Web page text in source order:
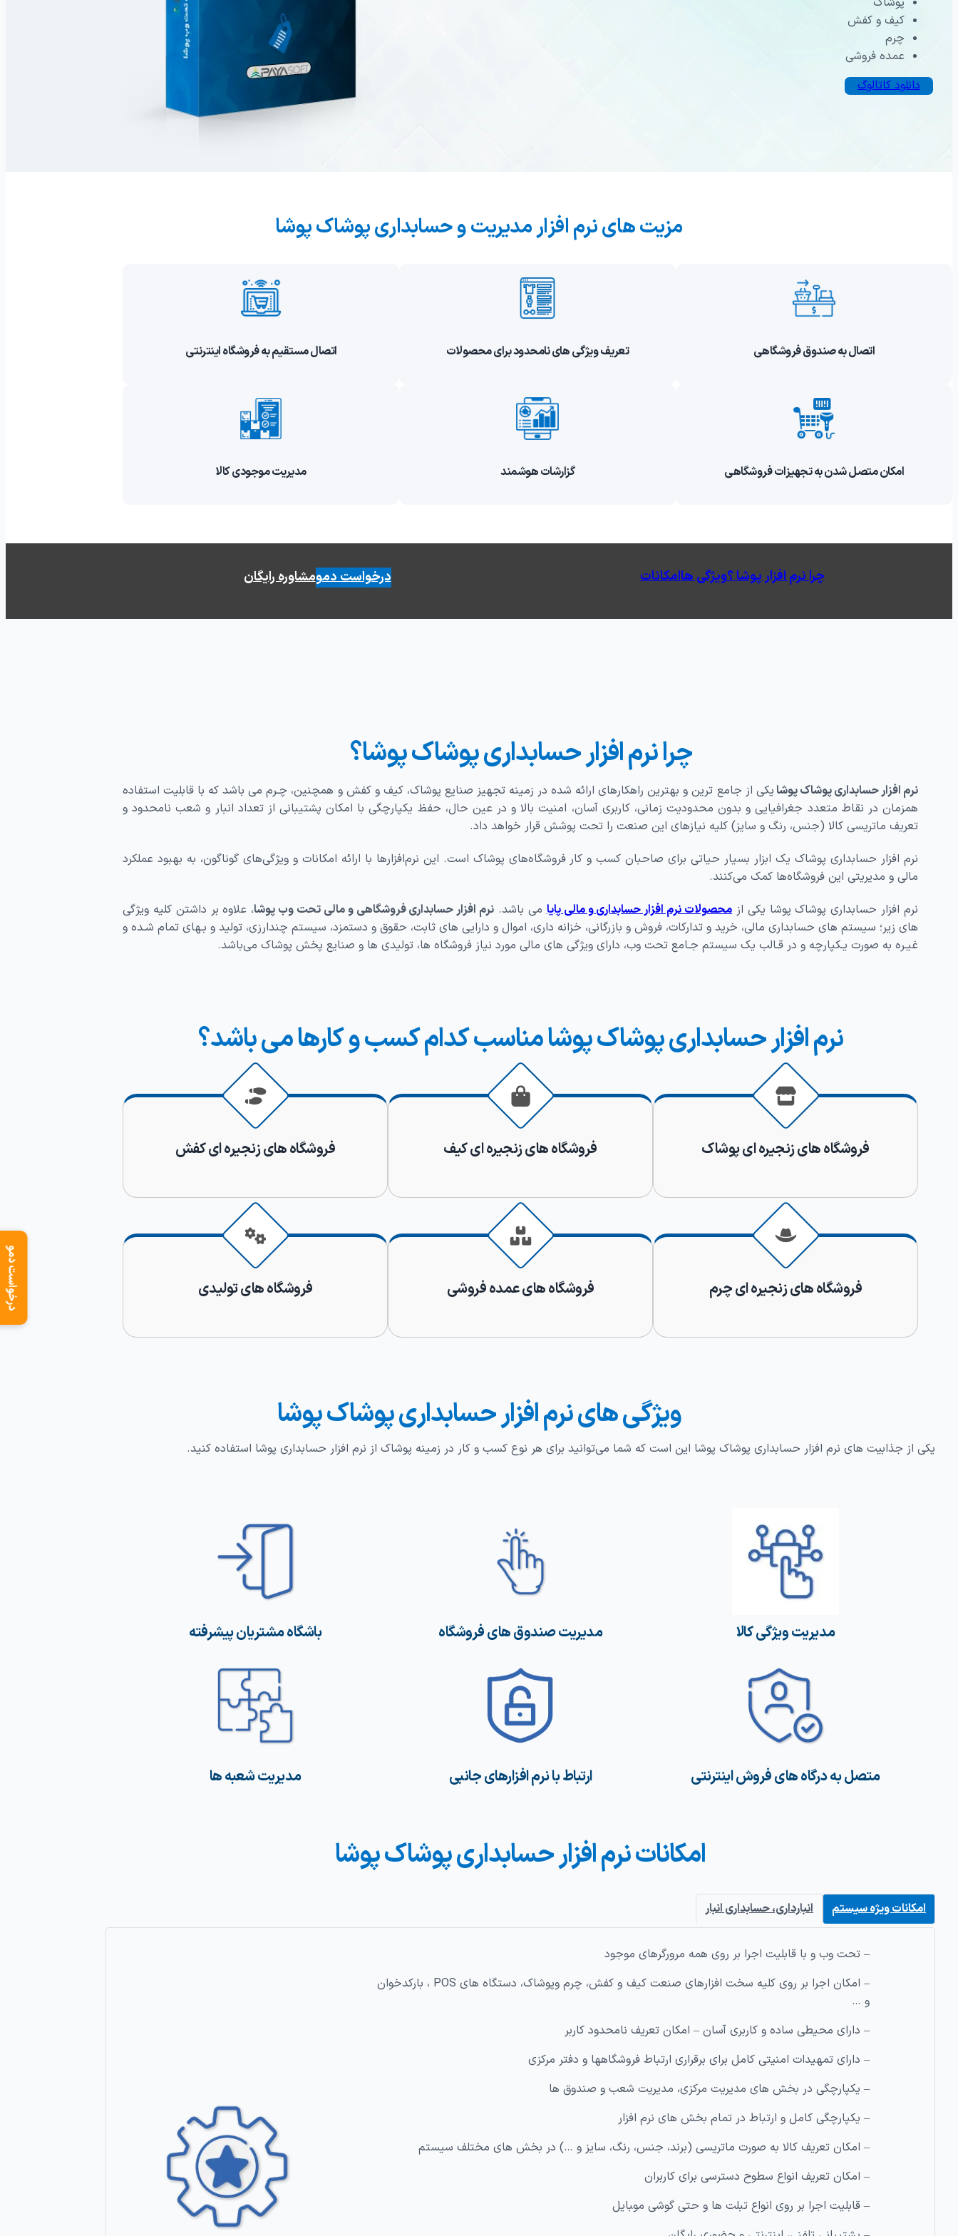
فرم نظرسنجی
کیف و کفش
چرم
عمده فروشی
دانلود کاتالوگ
مزیت های نرم افزار مدیریت و حسابداری پوشاک پوشا
اتصال به صندوق فروشگاهی تعریف ویژگی های نامحدود برای محصولات اتصال مستقیم به فروشگاه اینترنتی
امکان متصل شدن به تجهیزات فروشگاهی گزارشات هوشمند مدیریت موجودی کالا
چرا نرم افزار پوشا ؟ویژگی هاامکانات درخواست دمومشاوره رایگان
چرا نرم افزار حسابداری پوشاک پوشا؟
ﻧﺮم اﻓﺰار حسابداری پوشاک پوشاﯾﮑﯽ از ﺟﺎﻣﻊ ﺗﺮﯾﻦ و بهترین راﻫﮑﺎرﻫﺎی اراﺋﻪ ﺷﺪه در زﻣﯿﻨﻪ ﺗﺠﻬﯿﺰ ﺻﻨﺎﯾﻊ ﭘﻮﺷﺎک، ﮐﯿﻒ و ﮐﻔﺶ و ﻫﻤﭽﻨﯿﻦ، ﭼـﺮم ﻣﯽ ﺑﺎﺷﺪ ﮐﻪ ﺑﺎ ﻗﺎﺑﻠﯿﺖ اﺳﺘﻔﺎده
ﻫﻤﺰﻣﺎن در ﻧﻘﺎط ﻣﺘﻌﺪد ﺟﻐﺮاﻓﯿﺎﯾﯽ و ﺑﺪون ﻣﺤﺪودﯾﺖ زﻣﺎﻧﯽ، ﮐﺎرﺑﺮی آﺳﺎن، اﻣﻨﯿﺖ ﺑﺎﻻ و در ﻋﯿﻦ ﺣﺎل، ﺣﻔﻆ ﯾﮑﭙﺎرﭼﮕﯽ ﺑﺎ اﻣﮑﺎن ﭘﺸﺘﯿﺒﺎﻧﯽ از ﺗﻌﺪاد اﻧﺒﺎر و ﺷﻌﺐ ﻧﺎﻣﺤﺪود و
ﺗﻌﺮﯾﻒ ﻣﺎﺗﺮﯾﺴﯽ ﮐﺎﻻ (ﺟﻨﺲ، رﻧﮓ و ﺳﺎﯾﺰ) ﮐﻠﯿﻪ ﻧﯿﺎزﻫﺎی اﯾﻦ ﺻﻨﻌﺖ را ﺗﺤﺖ ﭘﻮﺷﺶ ﻗﺮار ﺧﻮاﻫﺪ داد.
نرم افزار حسابداری پوشاک یک ابزار بسیار حیاتی برای صاحبان کسب و کار فروشگاه‌های پوشاک است. این نرم‌افزارها با ارائه امکانات و ویژگی‌های گوناگون، به بهبود عملکرد
مالی و مدیریتی این فروشگاه‌ها کمک می‌کنند.
ﻧﺮم اﻓﺰار حسابداری پوشاک پوشا یکی از محصولات نرم افزار حسابداری و مالی پایامی‌ باشد. نرم افزار حسابداری فروشگاهی و ﻣﺎﻟﯽ ﺗﺤﺖ وب پوشا، ﻋﻼوه ﺑﺮ داﺷﺘﻦ ﮐﻠﯿﻪ وﯾﮋﮔﯽ
ﻫﺎی زیر؛ ﺳﯿﺴﺘﻢ ﻫﺎی ﺣﺴﺎﺑﺪاری ﻣﺎلی، ﺧﺮﻳﺪ و ﺗﺪارﻛﺎت، ﻓﺮوش و ﺑﺎزرﮔﺎﻧﯽ، خزانه داری، اﻣﻮال و دارایی ﻫﺎی ﺛﺎﺑﺖ، ﺣﻘﻮق و دﺳﺘﻤﺰد، ﺳﯿﺴﺘﻢ ﭼﻨﺪارزی، ﺗﻮﻟﯿﺪ و ﺑـﻬﺎی ﺗﻤﺎم ﺷـﺪه و
ﻏﯿـﺮه ﺑﻪ ﺻﻮرت ﻳـﻜﭙﺎرﭼﻪ و در ﻗـﺎﻟﺐ یک ﺳﻴﺴﺘﻢ ﺟـﺎﻣﻊ ﺗﺤﺖ وب، دارای وﯾﮋﮔﯽ ﻫﺎی ﻣﺎﻟﯽ ﻣﻮرد ﻧﯿﺎز ﻓﺮوﺷﮕﺎه ﻫﺎ، ﺗﻮﻟﯿﺪی‌ ﻫﺎ و ﺻﻨﺎﯾﻊ ﭘﺨﺶ ﭘﻮﺷﺎک ﻣﯽ‌ﺑﺎﺷﺪ.
نرم افزار حسابداری پوشاک پوشا مناسب کدام کسب و کارها می باشد؟
فروشگاه های زنجیره ای پوشاک فروشگاه های زنجیره ای کیف فروشگاه های زنجیره ای کفش
فروشگاه های زنجیره ای چرم فروشگاه های عمده فروشی فروشگاه های تولیدی
ویژگی های نرم افزار حسابداری پوشاک پوشا​
یکی از جذابیت های نرم افزار حسابداری پوشاک پوشا این است که شما می‌توانید برای هر نوع کسب و کار در زمینه پوشاک از نرم افزار حسابداری پوشا استفاده کنید.
مدیریت ویژگی کالا مدیریت صندوق های فروشگاه باشگاه مشتریان پیشرفته
متصل به درگاه های فروش اینترنتی ارتباط با نرم افزارهای جانبی مدیریت شعبه ها
امکانات نرم افزار حسابداری پوشاک پوشا​
امکانات ویژه سیستم انبارداری، حسابداری انبار
– ﺗﺤﺖ وب و ﺑﺎ ﻗﺎﺑﻠﯿﺖ اﺟﺮا ﺑﺮ روی ﻫﻤﻪ ﻣﺮورﮔﺮﻫﺎی ﻣﻮﺟﻮد
– اﻣﮑﺎن اﺟﺮا ﺑﺮ روی ﮐﻠﯿﻪ ﺳﺨﺖ اﻓﺰارﻫﺎی ﺻﻨﻌﺖ ﮐﯿﻒ و ﮐﻔﺶ، ﭼﺮم وﭘﻮﺷﺎک، دﺳﺘﮕﺎه ﻫﺎی POS ، ﺑﺎرﮐﺪﺧﻮان
و …
– دارای ﻣﺤﯿﻄﯽ ﺳﺎده و ﮐﺎرﺑﺮی آﺳﺎن – اﻣﮑﺎن ﺗﻌﺮﯾﻒ ﻧﺎﻣﺤﺪود ﮐﺎرﺑﺮ
– دارای ﺗﻤﻬﯿﺪات اﻣﻨﯿﺘﯽ ﮐﺎﻣﻞ ﺑﺮای ﺑﺮﻗﺮاری ارﺗﺒﺎط ﻓﺮوﺷﮕﺎﻫﻬﺎ و دﻓﺘﺮ ﻣﺮﮐﺰی
– ﯾﮑﭙﺎرﭼﮕﯽ در ﺑﺨﺶ ﻫﺎی ﻣﺪﯾﺮﯾﺖ ﻣﺮﮐﺰی، ﻣﺪﯾﺮﯾﺖ ﺷﻌﺐ و ﺻﻨﺪوق ﻫﺎ
– ﯾﮑﭙﺎرﭼﮕﯽ ﮐﺎﻣﻞ و ارﺗﺒﺎط در ﺗﻤﺎم ﺑﺨﺶ ﻫﺎی ﻧﺮم اﻓﺰار
– اﻣﮑﺎن ﺗﻌﺮﯾﻒ ﮐﺎﻻ ﺑﻪ ﺻﻮرت ﻣﺎﺗﺮﯾﺴﯽ (ﺑﺮﻧﺪ، ﺟﻨﺲ، رﻧﮓ، ﺳﺎﯾﺰ و …) در ﺑﺨﺶ ﻫﺎی ﻣﺨﺘﻠﻒ ﺳﯿﺴﺘﻢ
– اﻣﮑﺎن ﺗﻌﺮﯾﻒ اﻧﻮاع ﺳﻄﻮح دﺳﺘﺮﺳﯽ ﺑﺮای ﮐﺎرﺑﺮان
– ﻗﺎﺑﻠﯿﺖ اﺟﺮا ﺑﺮ روی اﻧﻮاع ﺗﺒﻠﺖ ﻫﺎ و ﺣﺘﯽ ﮔﻮﺷﯽ ﻣوﺒﺎﯾﻞ
درخواست دمو